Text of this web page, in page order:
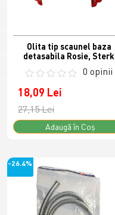
Olita tip scaunel baza
detasabila Rosie, Sterk
0 opinii
18,09 Lei
27,15 Lei
Adaugă în Coş
-26.4%